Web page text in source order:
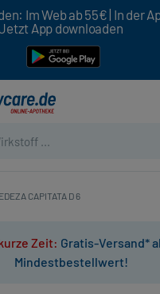
Im Web ab 55€ | In der
App downloaden
CAPITATA D 6
Zeit: Gratis-Versand*
Mindestbestellwert!